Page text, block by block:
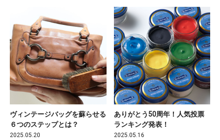
ヴィンテージバッグを蘇らせる
６つのステップとは？
2025.05.20
ありがとう50周年！人気投票
ランキング発表！
2025.05.16